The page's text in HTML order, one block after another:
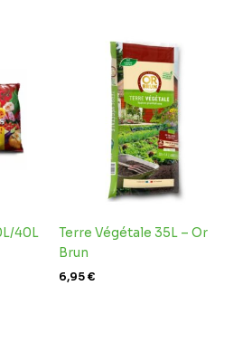
40L
Terre Végétale 35L – Or
Brun
6,95€